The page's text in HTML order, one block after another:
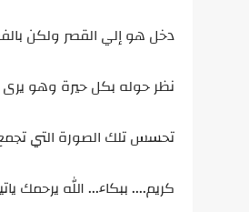
دخل هو إلي القصر ولكن
نظر حوله بكل حيرة وهو يرى
تحسس تلك الصورة التي
كريم.... ببكاء... الله يرحمك